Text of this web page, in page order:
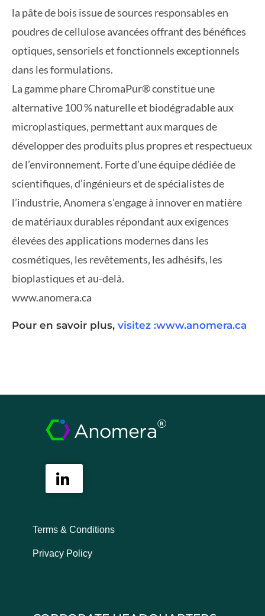
la pâte de bois issue de sources responsables en
poudres de cellulose avancées offrant des bénéfices
optiques, sensoriels et fonctionnels exceptionnels
dans les formulations.
La gamme phare ChromaPur® constitue une
alternative 100 % naturelle et biodégradable aux
microplastiques, permettant aux marques de
développer des produits plus propres et respectueux
de l’environnement. Forte d’une équipe dédiée de
scientifiques, d’ingénieurs et de spécialistes de
l’industrie, Anomera s’engage à innover en matière
de matériaux durables répondant aux exigences
élevées des applications modernes dans les
cosmétiques, les revêtements, les adhésifs, les
bioplastiques et au-delà.
www.anomera.ca
Pour en savoir plus, visitez :www.anomera.ca
Terms & Conditions
Privacy Policy